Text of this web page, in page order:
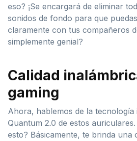
eso? ¡Se encargará de eliminar
sonidos de fondo para que
claramente con tus compañeros
simplemente genial?
Calidad
gaming
Ahora, hablemos de la tecnología
Quantum 2.0 de estos
esto? Básicamente, te brinda una